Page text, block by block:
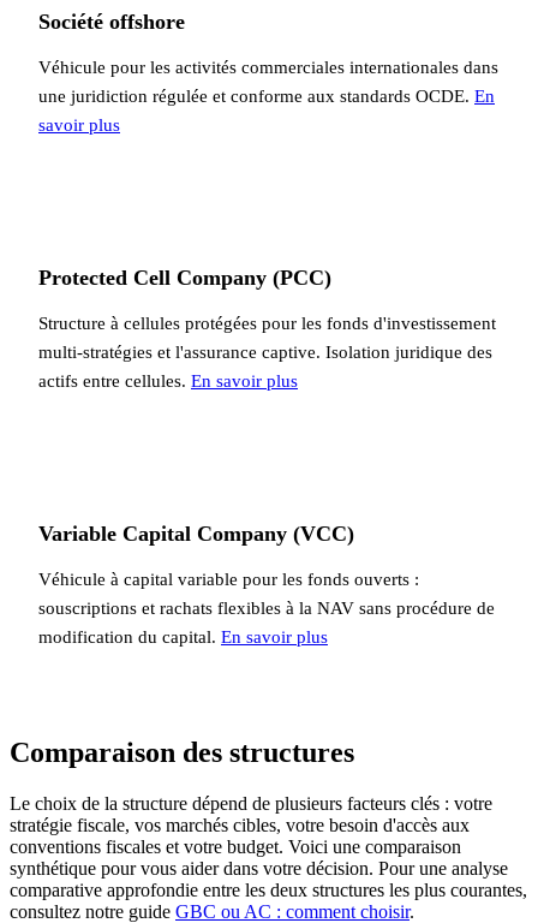
Société offshore
Véhicule pour les activités commerciales internationales dans
une juridiction régulée et conforme aux standards OCDE. En
savoir plus
Protected Cell Company (PCC)
Structure à cellules protégées pour les fonds d'investissement
multi-stratégies et l'assurance captive. Isolation juridique des
actifs entre cellules. En savoir plus
Variable Capital Company (VCC)
Véhicule à capital variable pour les fonds ouverts :
souscriptions et rachats flexibles à la NAV sans procédure de
modification du capital. En savoir plus
Comparaison des structures
Le choix de la structure dépend de plusieurs facteurs clés : votre
stratégie fiscale, vos marchés cibles, votre besoin d'accès aux
conventions fiscales et votre budget. Voici une comparaison
synthétique pour vous aider dans votre décision. Pour une analyse
comparative approfondie entre les deux structures les plus courantes,
consultez notre guide GBC ou AC : comment choisir.